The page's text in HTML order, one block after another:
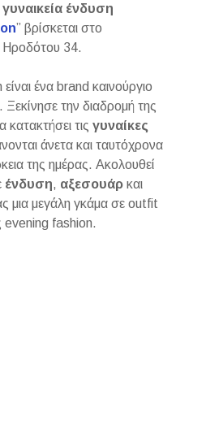
γυναικεία ένδυση
” βρίσκεται στο
34.
ένα brand καινούργιο
την διαδρομή της
κατακτήσει τιςγυναίκες
άνετα και ταυτόχρονα
της ημέρας. Ακολουθεί
ένδυση, αξεσουάρ και
μια μεγάλη γκάμα σε outfit
fashion.